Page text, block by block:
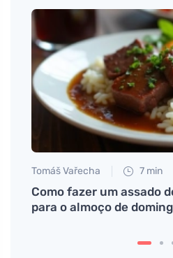
Tomáš Vařecha 7 min
Como fazer um assado
para o almoço de